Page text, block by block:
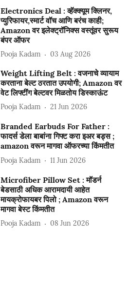
Electronics Deal : व्हॅक्क्यूम क्लिनर,
प्युरिफायर,स्मार्ट वॉच आणि बरंच काही;
Amazon वर इलेक्ट्रॉनिक्स वस्तूंवर सुरूय
बंपर ऑफर
Pooja Kadam 03 Aug 2026
Weight Lifting Belt : वजनाचे व्यायाम
करताना बेल्ट ठरतात उपयोगी; Amazon वर
वेट लिफ्टींग बेल्टवर मिळतोय डिस्काऊंट
Pooja Kadam 21 Jun 2026
Branded Earbuds For Father :
फादर्स डेला बाबांना गिफ्ट करा इअर बड्स ;
amazon वरून मागवा ऑफरच्या किंमतीत
Pooja Kadam 11 Jun 2026
Microfiber Pillow Set : मॉडर्न
बेडसाठी अधिक आरामदायी आहेत
मायक्रोफायबर पिलो ; Amazon वरून
मागवा बेस्ट किंमतीत
Pooja Kadam 08 Jun 2026